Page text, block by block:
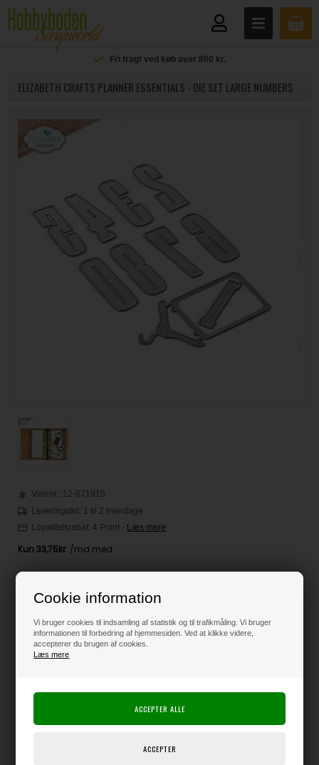
Cookie information
Vi bruger cookies til indsamling af statistik og til trafikmåling. Vi bruger
informationen til forbedring af hjemmesiden. Ved at klikke videre,
accepterer du brugen af cookies.
Læs mere
Fri fragt ved køb over 800 kr.
ELIZABETH CRAFTS PLANNER ESSENTIALS - DIE SET LARGE NUMBERS
Varenr.: 12-671915
Leveringstid: 1 til 2 hverdage
Loyalitetsrabat: 4 Point - Læs mere
135,00DKK
Klik her for pris inkl. fragt